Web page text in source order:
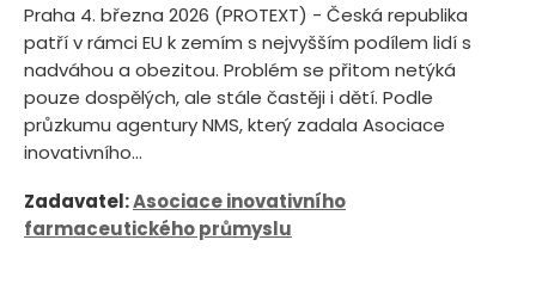
Praha 4. března 2026 (PROTEXT) - Česká republika
patří v rámci EU k zemím s nejvyšším podílem lidí s
nadváhou a obezitou. Problém se přitom netýká
pouze dospělých, ale stále častěji i dětí. Podle
průzkumu agentury NMS, který zadala Asociace
inovativního...
Zadavatel:Asociace inovativního
farmaceutického průmyslu